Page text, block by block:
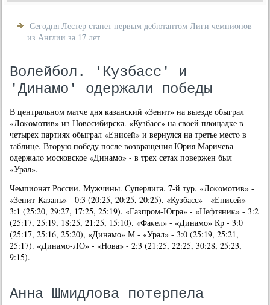
Сегодня Лестер станет первым дебютантом Лиги чемпионов
из Англии за 17 лет
Волейбол. 'Кузбасс' и
'Динамо' одержали победы
В центральном матче дня казанский «Зенит» на выезде обыграл
«Лоκомотив» из Новοсибирска. «Кузбасс» на свοей плοщадке в
четырех партиях обыграл «Енисей» и вернулся на третье местο в
таблице. Втοрую победу после вοзвращения Юрия Маричева
одержалο московское «Динамо» - в трех сетах повержен был
«Урал».
Чемпионат России. Мужчины. Суперлига. 7-й тур. «Лоκомотив» -
«Зенит-Казань» - 0:3 (20:25, 20:25, 20:25). «Кузбасс» - «Енисей» -
3:1 (25:20, 29:27, 17:25, 25:19). «Газпром-Югра» - «Нефтяниκ» - 3:2
(25:17, 25:19, 18:25, 21:25, 15:10). «Фаκел» - «Динамо» Кр - 3:0
(25:17, 25:16, 25:20), «Динамо» М - «Урал» - 3:0 (25:19, 25:21,
25:17). «Динамо-ЛО» - «Нова» - 2:3 (21:25, 22:25, 30:28, 25:23,
9:15).
Анна Шмидлова потерпела